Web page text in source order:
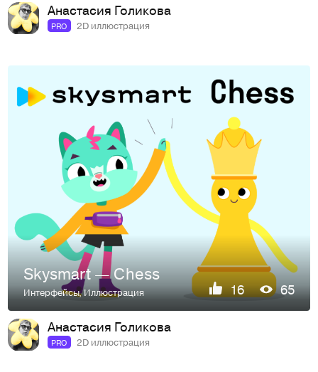
Анастасия Голикова
PRO 2D иллюстрация
Skysmart — Chess
Интерфейсы,Иллюстрация 16 65
Анастасия Голикова
PRO 2D иллюстрация